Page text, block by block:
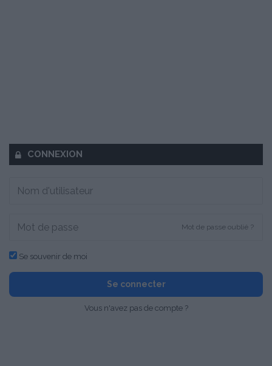
CONNEXION
Mot de passe oublié ?
Se souvenir de moi
Se connecter
Vous n'avez pas de compte ?